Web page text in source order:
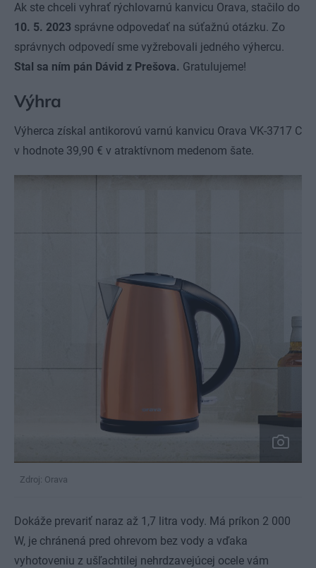
Ak ste chceli vyhrať rýchlovarnú kanvicu Orava, stačilo do
10. 5. 2023 správne odpovedať na súťažnú otázku. Zo
správnych odpovedí sme vyžrebovali jedného výhercu.
Stal sa ním pán Dávid z Prešova. Gratulujeme!
Výhra
Výherca získal antikorovú varnú kanvicu Orava VK-3717 C
v hodnote 39,90 € v atraktívnom medenom šate.
Zdroj: Orava
Dokáže prevariť naraz až 1,7 litra vody. Má príkon 2 000
W, je chránená pred ohrevom bez vody a vďaka
vyhotoveniu z ušľachtilej nehrdzavejúcej ocele vám